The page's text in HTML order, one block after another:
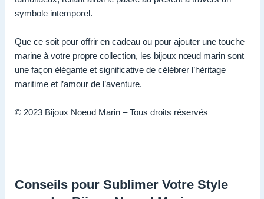
symbole intemporel.
Que ce soit pour offrir en cadeau ou pour ajouter une touche
marine à votre propre collection, les bijoux nœud marin sont
une façon élégante et significative de célébrer l’héritage
maritime et l’amour de l’aventure.
© 2023 Bijoux Noeud Marin – Tous droits réservés
Conseils pour Sublimer Votre Style